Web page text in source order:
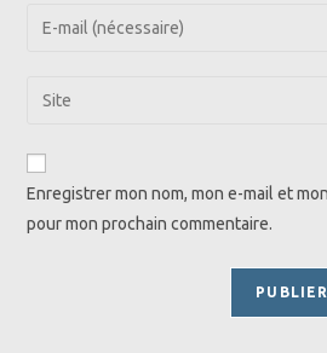
address
comment
Saisir
de
Enregistrer mon nom, mon e-mail et
pour mon prochain commentaire.